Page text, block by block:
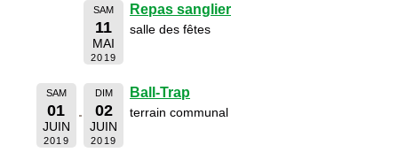
SAM
11
MAI
2019
Repas sanglier
salle des fêtes
SAM
01
JUIN
2019
DIM
02
JUIN
2019
Ball-Trap
terrain communal